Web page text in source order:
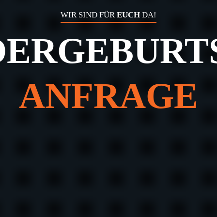
WIR SIND FÜREUCH DA!
ANFRAGE